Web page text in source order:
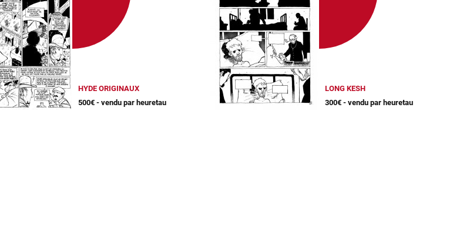
HYDE ORIGINAUX
500€ - vendu par heuretau
LONG KESH
300€ - vendu par heuretau